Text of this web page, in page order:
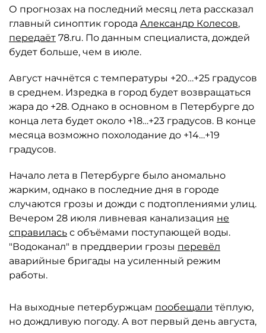
О прогнозах на последний месяц лета рассказал
главный синоптик города Александр Колесов,
передаёт 78.ru. По данным специалиста, дождей
будет больше, чем в июле.
Август начнётся с температуры +20…+25 градусов
в среднем. Изредка в город будет возвращаться
жара до +28. Однако в основном в Петербурге до
конца лета будет около +18…+23 градусов. В конце
месяца возможно похолодание до +14…+19
градусов.
Начало лета в Петербурге было аномально
жарким, однако в последние дня в городе
случаются грозы и дожди с подтоплениями улиц.
Вечером 28 июля ливневая канализация не
справилась с объёмами поступающей воды.
"Водоканал" в преддверии грозы перевёл
аварийные бригады на усиленный режим
работы.
На выходные петербуржцам пообещали тёплую,
но дождливую погоду. А вот первый день августа,